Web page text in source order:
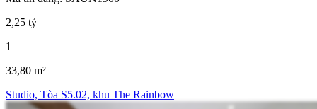
2,25 tỷ
1
33,80 m²
Studio, Tòa S5.02, khu The Rainbow